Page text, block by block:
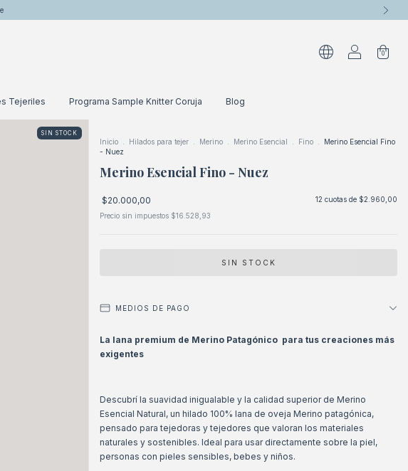
0
Tejeriles Programa Sample Knitter Coruja Blog
SIN STOCK
Inicio Hilados para tejer Merino Merino Esencial Fino
Merino Esencial Fino
- Nuez
Merino Esencial Fino - Nuez
$20.000,00 12 cuotas de $2.960,00
Precio sin impuestos $16.528,93
MEDIOS DE PAGO
La lana premium de Merino Patagónico para tus creaciones más
exigentes
Descubrí la suavidad inigualable y la calidad superior de Merino
Esencial Natural, un hilado 100% lana de oveja Merino patagónica,
pensado para tejedoras y tejedores que valoran los materiales
naturales y sostenibles. Ideal para usar directamente sobre la piel,
personas con pieles sensibles, bebes y niños.